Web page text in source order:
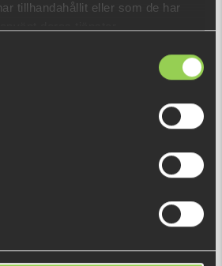
tillhandahållit eller som de har